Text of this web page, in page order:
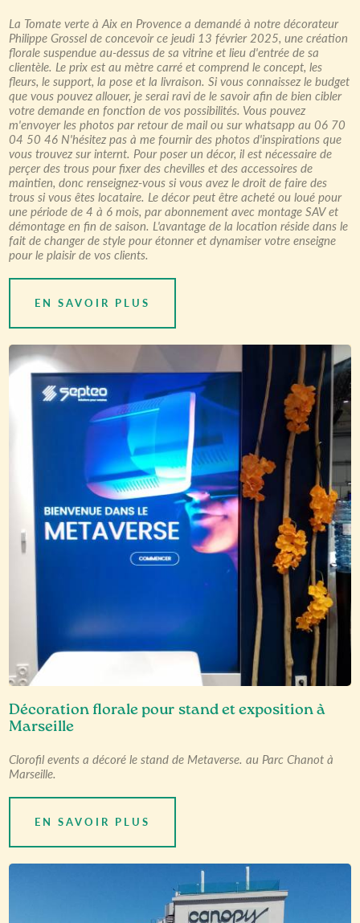
La Tomate verte à Aix en Provence a demandé à notre décorateur
Philippe Grossel de concevoir ce jeudi 13 février 2025, une création
florale suspendue au-dessus de sa vitrine et lieu d'entrée de sa
clientèle. Le prix est au mètre carré et comprend le concept, les
fleurs, le support, la pose et la livraison. Si vous connaissez le budget
que vous pouvez allouer, je serai ravi de le savoir afin de bien cibler
votre demande en fonction de vos possibilités. Vous pouvez
m'envoyer les photos par retour de mail ou sur whatsapp au 06 70
04 50 46 N'hésitez pas à me fournir des photos d'inspirations que
vous trouvez sur internt. Pour poser un décor, il est nécessaire de
perçer des trous pour fixer des chevilles et des accessoires de
maintien, donc renseignez-vous si vous avez le droit de faire des
trous si vous êtes locataire. Le décor peut être acheté ou loué pour
une période de 4 à 6 mois, par abonnement avec montage SAV et
démontage en fin de saison. L'avantage de la location réside dans le
fait de changer de style pour étonner et dynamiser votre enseigne
pour le plaisir de vos clients.
EN SAVOIR PLUS
Décoration florale pour stand et exposition à
Marseille
Clorofil events a décoré le stand de Metaverse. au Parc Chanot à
Marseille.
EN SAVOIR PLUS